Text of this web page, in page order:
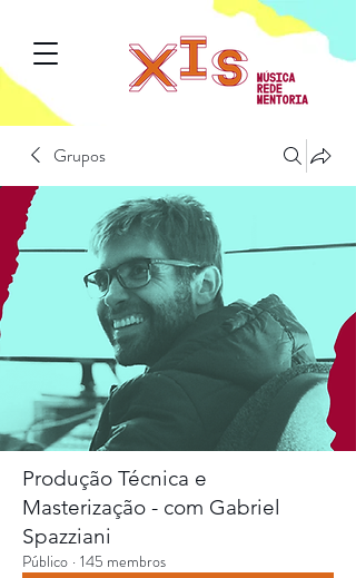
Grupos
Produção Técnica e
Masterização - com Gabriel
Spazziani
Público · 145 membros